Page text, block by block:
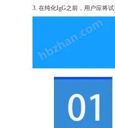
3. 在纯化IgG之前，用户应将